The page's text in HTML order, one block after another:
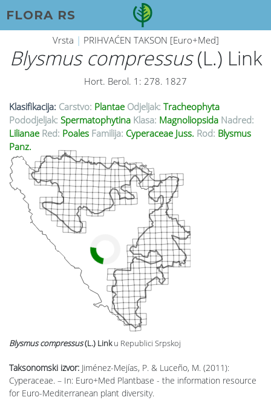
FLORA RS
Vrsta | PRIHVAĆEN TAKSON [Euro+Med]
Blysmus compressus(L.) Link
Hort. Berol. 1: 278. 1827
Klasifikacija: Carstvo: Plantae Odjeljak: Tracheophyta
Pododjeljak: Spermatophytina Klasa: Magnoliopsida Nadred:
Lilianae Red: Poales Familija: Cyperaceae Juss. Rod: Blysmus
Panz.
Taksonomski izvor: Jiménez-Mejías, P. & Luceño, M. (2011):
Cyperaceae. – In: Euro+Med Plantbase - the information resource
for Euro-Mediterranean plant diversity.
Blysmus compressus(L.) Link u Republici Srpskoj